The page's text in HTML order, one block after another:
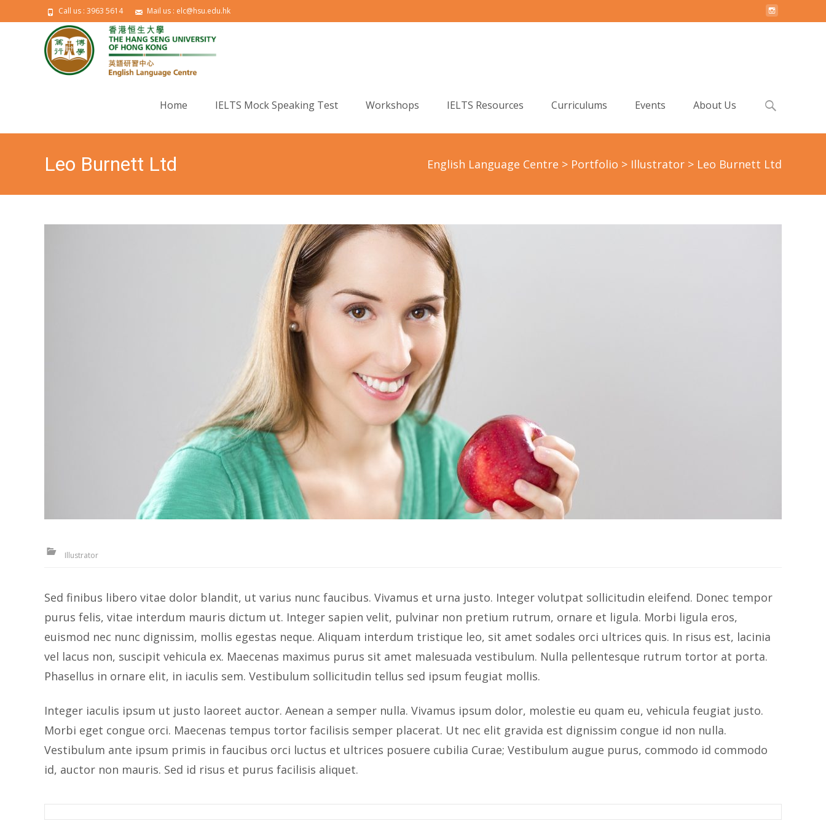
Call us : 3963 5614 Mail us : elc@hsu.edu.hk
Home IELTS Mock Speaking Test Workshops IELTS Resources Curriculums Events About Us
Search
Leo Burnett Ltd English Language Centre > Portfolio > Illustrator > Leo Burnett Ltd
Illustrator
Sed finibus libero vitae dolor blandit, ut varius nunc faucibus. Vivamus et urna justo. Integer volutpat sollicitudin eleifend. Donec tempor
purus felis, vitae interdum mauris dictum ut. Integer sapien velit, pulvinar non pretium rutrum, ornare et ligula. Morbi ligula eros,
euismod nec nunc dignissim, mollis egestas neque. Aliquam interdum tristique leo, sit amet sodales orci ultrices quis. In risus est, lacinia
vel lacus non, suscipit vehicula ex. Maecenas maximus purus sit amet malesuada vestibulum. Nulla pellentesque rutrum tortor at porta.
Phasellus in ornare elit, in iaculis sem. Vestibulum sollicitudin tellus sed ipsum feugiat mollis.
Integer iaculis ipsum ut justo laoreet auctor. Aenean a semper nulla. Vivamus ipsum dolor, molestie eu quam eu, vehicula feugiat justo.
Morbi eget congue orci. Maecenas tempus tortor facilisis semper placerat. Ut nec elit gravida est dignissim congue id non nulla.
Vestibulum ante ipsum primis in faucibus orci luctus et ultrices posuere cubilia Curae; Vestibulum augue purus, commodo id commodo
id, auctor non mauris. Sed id risus et purus facilisis aliquet.